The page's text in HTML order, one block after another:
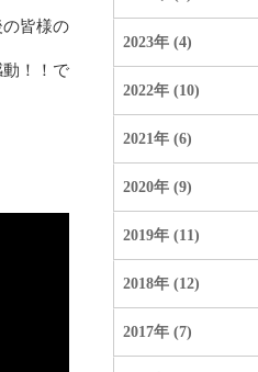
皆様の
！！で
2023年 (4)
2022年 (10)
2021年 (6)
2020年 (9)
2019年 (11)
2018年 (12)
2017年 (7)